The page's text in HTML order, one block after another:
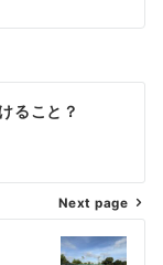
ること？
Next page